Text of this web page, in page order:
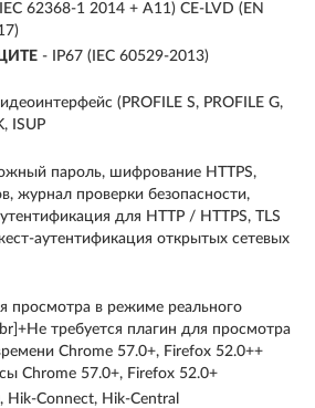
62368-1 2014 + A11) CE-LVD (EN
- IP67 (IEC 60529-2013)
(PROFILE S, PROFILE G,
ISUP
пароль, шифрование HTTPS,
журнал проверки безопасности,
для HTTP / HTTPS, TLS
аутентификация открытых сетевых
просмотра в режиме реального
требуется плагин для просмотра
Chrome 57.0+, Firefox 52.0++
Chrome 57.0+, Firefox 52.0+
Hik-Connect, Hik-Central